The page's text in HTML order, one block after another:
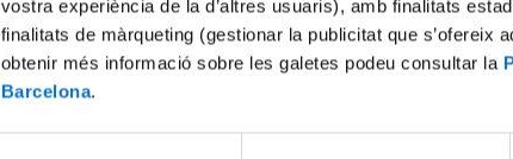
vostra experiència de la d’altres usuaris), amb finalitats
finalitats de màrqueting (gestionar la publicitat que s’ofereix
obtenir més informació sobre les galetes podeu consultar la
Barcelona.